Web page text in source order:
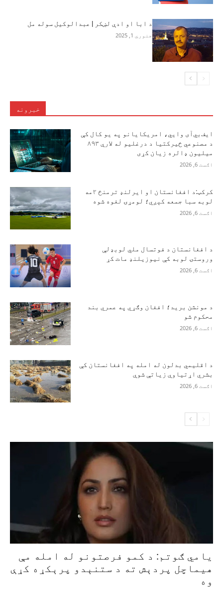
د ابا او ادې لښکر | عبدالوکيل سوله مل
جنوري 1, 2025
خبرونه
ایف‌بي‌آی وايي، امریکایانو په یو کال کې
د مصنوعي ځیرکتیا د درغلیو له لارې ۸۹۳
میلیون ډالره زیان کړی
اګست 6, 2026
کرکټ:د افغانستان او ایرلنډ ترمنځ ۲مه
لوبه سبا جمعه کېږي؛ لومړۍ لغوه شوه
اګست 6, 2026
د افغانستان د فوتسال ملي لوبډلې
وروستۍ لوبه کې نیوزیلنډ مات کړ
اګست 6, 2026
د مونشن برید؛ افغان وګړي په عمري بند
محکوم شو
اګست 6, 2026
د اقلیمي بدلون له امله په افغانستان کې
بشري اړتیاوې زیاتې شوې
اګست 6, 2026
یامي ګوتم: د کمو فرصتونو له امله مې
هیماچل پردېش ته د ستنېدو پرېکړه کړې
وه